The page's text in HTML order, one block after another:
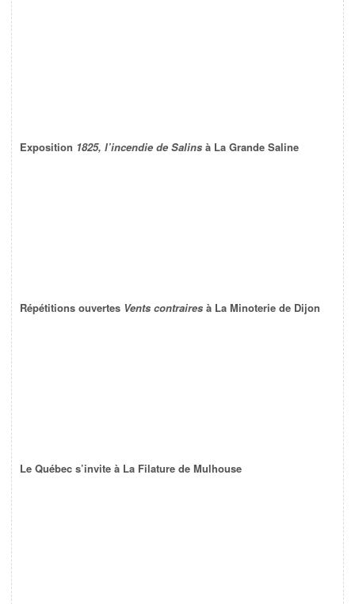
Exposition 1825, l’incendie de Salins à La Grande Saline
Répétitions ouvertes Vents contraires à La Minoterie de Dijon
Le Québec s’invite à La Filature de Mulhouse